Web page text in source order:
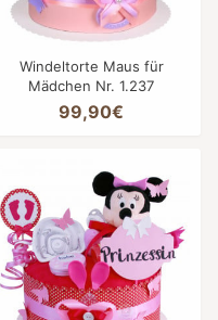
Windeltorte Maus für
Mädchen Nr. 1.237
99,90€